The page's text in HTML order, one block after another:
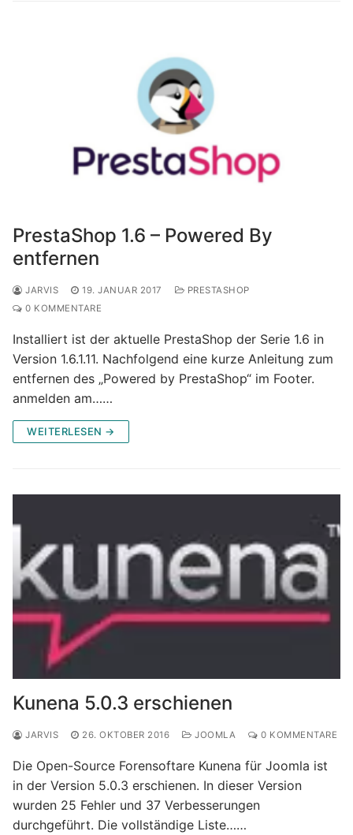
PrestaShop 1.6 – Powered By
entfernen
JARVIS 19. JANUAR 2017
PRESTASHOP
0 KOMMENTARE
Installiert ist der aktuelle PrestaShop der Serie 1.6 in
Version 1.6.1.11. Nachfolgend eine kurze Anleitung zum
entfernen des „Powered by PrestaShop“ im Footer.
anmelden am……
WEITERLESEN →
Kunena 5.0.3 erschienen
JARVIS 26. OKTOBER 2016 JOOMLA 0 KOMMENTARE
Die Open-Source Forensoftare Kunena für Joomla ist
in der Version 5.0.3 erschienen. In dieser Version
wurden 25 Fehler und 37 Verbesserungen
durchgeführt. Die vollständige Liste……